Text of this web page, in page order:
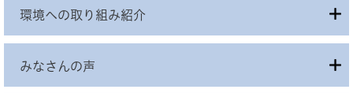
環境への取り組み紹介
みなさんの声